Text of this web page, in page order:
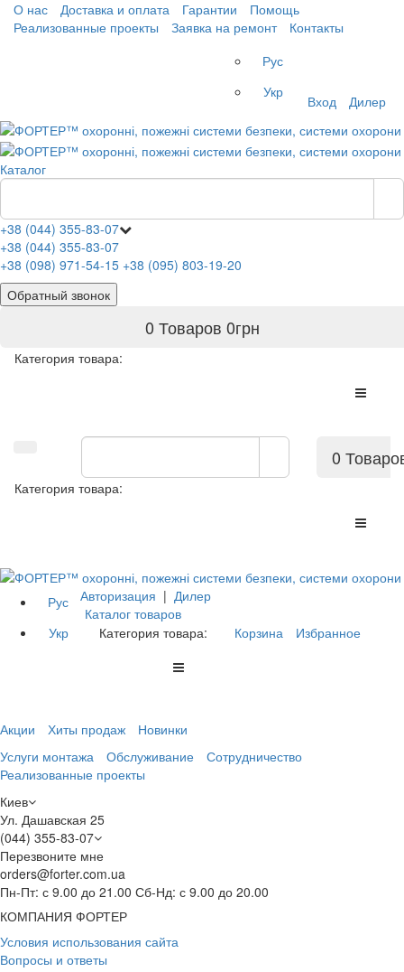
О нас Доставка и оплата Гарантии
Помощь
Реализованные проекты
Заявка на ремонт
Контакты
Рус
Укр
Вход Дилер
Каталог
+38 (044) 355-83-07
+38 (044) 355-83-07
+38 (098) 971-54-15 +38 (095) 803-19-20
Обратный звонок
0 Товаров 0грн
Категория товара:
0
Категория товара:
Рус
Укр
Авторизация | Дилер
Каталог товаров
Категория товара:
Корзина Избранное
Акции Хиты продаж
Новинки
Услуги монтажа
Обслуживание
Сотрудничество
Реализованные проекты
Киев
Ул. Дашавская 25
(044) 355-83-07
Перезвоните мне
orders@forter.com.ua
Пн-Пт: с 9.00 до 21.00 Сб-Нд: с 9.00 до 20.00
КОМПАНИЯ ФОРТЕР
Условия использования сайта
Вопросы и ответы